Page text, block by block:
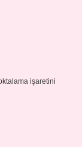
işaretini